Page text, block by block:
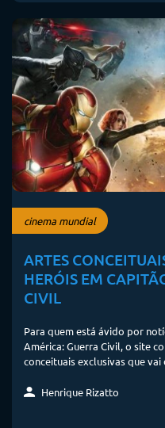
cinema mundial
ARTES
HERÓIS EM
CIVIL
Para quem está ávido por
América: Guerra Civil, o site
conceituais exclusivas que
Henrique Rizatto